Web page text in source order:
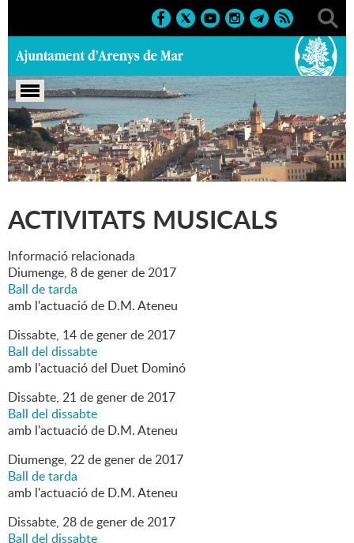
Portada > Marcs > 2017 > Activitats musicals
ACTIVITATS MUSICALS
Informació relacionada
Diumenge, 8de generde2017
Ball de tarda
amb l'actuació de D.M. Ateneu
Dissabte, 14de generde2017
Ball del dissabte
amb l'actuació del Duet Dominó
Dissabte, 21de generde2017
Ball del dissabte
amb l'actuació de D.M. Ateneu
Diumenge, 22de generde2017
Ball de tarda
amb l'actuació de D.M. Ateneu
Dissabte, 28de generde2017
Ball del dissabte